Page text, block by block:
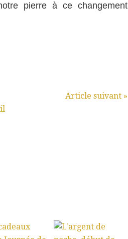
pierre à ce changement
Article suivant »